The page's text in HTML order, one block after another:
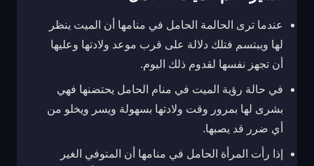
عندما ترى الحالمة الحامل في منامها أن الميت ينظر
لها ويبتسم فتلك دلالة على قرب موعد ولادتها وعليها
أن تجهز نفسها لقدوم ذلك اليوم.
في حالة رؤية الميت في منام الحامل يحتضنها فهي
بشرى لها بمرور وقت ولادتها بسهولة ويسر ويخلو من
أي ضرر قد يصبها.
إذا رأت المرأة الحامل في منامها أن المتوفي الغير